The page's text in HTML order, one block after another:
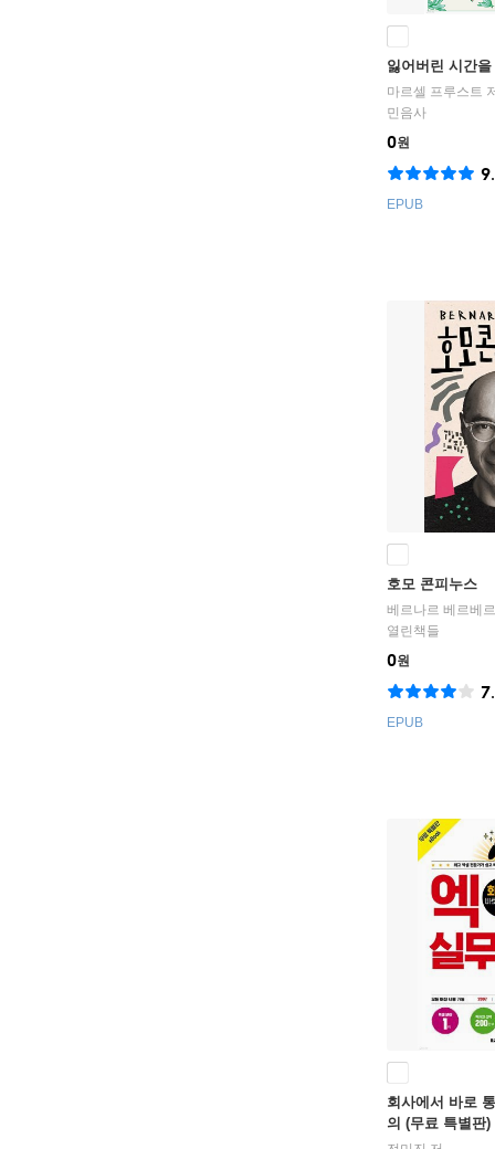
잃어버린 시간
마르셀 프루스트
민음사
0원
EPUB
호모 콘피누스
베르나르 베르베
열린책들
0원
EPUB
회사에서 바로
의 (무료 특별판)